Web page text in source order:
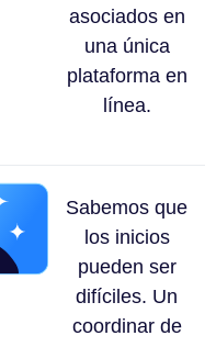
asociados en
una única
plataforma en
línea.
Sabemos que
los inicios
pueden ser
difíciles. Un
coordinar de